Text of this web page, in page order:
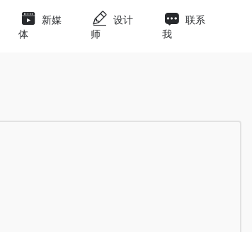
新媒
体
设计
师
联系
我